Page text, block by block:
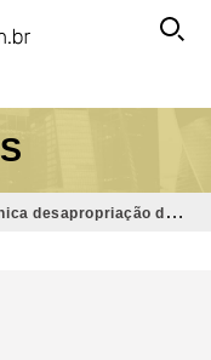
desapropriação de